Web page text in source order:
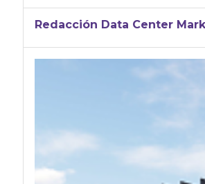
Redacción Data Center